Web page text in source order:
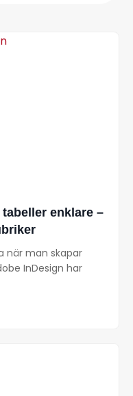
enklare –
när man skapar
InDesign har